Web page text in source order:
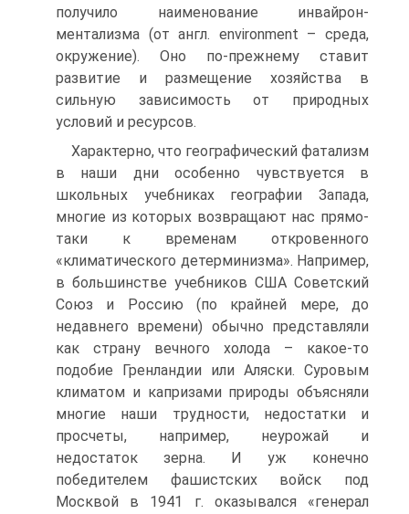
получило наименование инвайрон-
ментализма (от англ. environment – среда,
окружение). Оно по-прежнему ставит
развитие и размещение хозяйства в
сильную зависимость от природных
условий и ресурсов.
Характерно, что географический фатализм
в наши дни особенно чувствуется в
школьных учебниках географии Запада,
многие из которых возвращают нас прямо-
таки к временам откровенного
«климатического детерминизма». Например,
в большинстве учебников США Советский
Союз и Россию (по крайней мере, до
недавнего времени) обычно представляли
как страну вечного холода – какое-то
подобие Гренландии или Аляски. Суровым
климатом и капризами природы объясняли
многие наши трудности, недостатки и
просчеты, например, неурожай и
недостаток зерна. И уж конечно
победителем фашистских войск под
Москвой в 1941 г. оказывался «генерал